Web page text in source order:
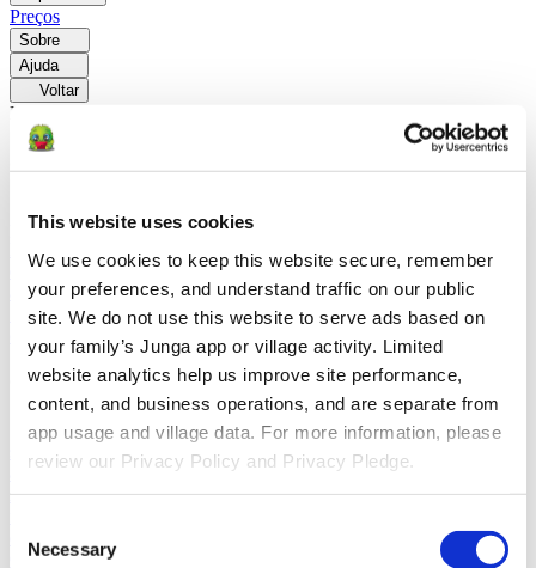
This website uses cookies
We use cookies to keep this website secure, remember
your preferences, and understand traffic on our public
site. We do not use this website to serve ads based on
your family’s Junga app or village activity. Limited
website analytics help us improve site performance,
content, and business operations, and are separate from
app usage and village data. For more information, please
review our Privacy Policy and Privacy Pledge.
Selection
Necessary
Preços
Sobre
Ajuda
Voltar
Explorar
promovem comportamentos positivos com a Junga.
Educadores
Saiba como os educadores aprimoram a SEL por meio
do Junga.
Para TerapeutasSaiba como a Junga ajuda os terapeutas
a promover ambientes positivos em casa.
Para Grupos
Sociais Saiba como os grupos sociais promovem o envolvimento da
comunidade com Junga.
Comparar
Junga x GreenlightO Greenlight combina um cartão de débito
supervisionado com ferramentas educativas para ensinar as crianças
a fazer um orçamento, poupar e investir.
Junga x Acorns Early
Acorns Early ajuda os pais a orientar os filhos na educação
domésticas e carteiras de investimentos.
Junga x ClassDojoO
ClassDojo ajuda professores, alunos e famílias a se conectarem e